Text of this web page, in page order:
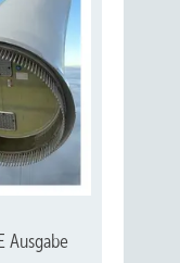
Ausgabe